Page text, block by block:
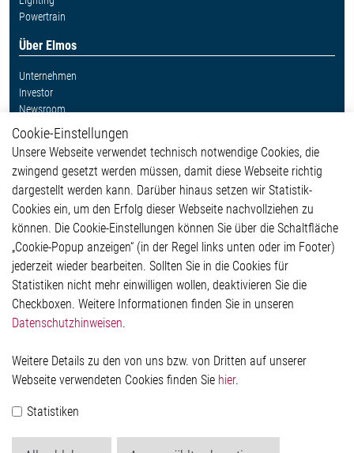
Powertrain
Über Elmos
Unternehmen
Investor
Newsroom
Weitere Links
Glossar
Kontakt
Hinweisgeberschutzsystem
Impressum
Datenschutzerklärung
Cookie-Popup anzeigen
Elmos Semiconductor SE
Werkstättenstraße 18
Telefon: +49 (0) 2171 / 40 183-0
Cookie-Einstellungen
Unsere Webseite verwendet technisch notwendige Cookies, die
zwingend gesetzt werden müssen, damit diese Webseite richtig
dargestellt werden kann. Darüber hinaus setzen wir Statistik-
Cookies ein, um den Erfolg dieser Webseite nachvollziehen zu
können. Die Cookie-Einstellungen können Sie über die Schaltfläche
„Cookie-Popup anzeigen“ (in der Regel links unten oder im Footer)
jederzeit wieder bearbeiten. Sollten Sie in die Cookies für
Statistiken nicht mehr einwilligen wollen, deaktivieren Sie die
Checkboxen. Weitere Informationen finden Sie in unseren
Datenschutzhinweisen.
Weitere Details zu den von uns bzw. von Dritten auf unserer
Webseite verwendeten Cookies finden Sie hier.
Statistiken